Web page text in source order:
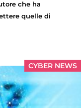
che ha
quelle di
CYBER NEWS